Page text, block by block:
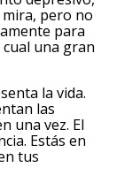
pero no
para
cual una gran
la vida.
las
una vez. El
Estás en
tus